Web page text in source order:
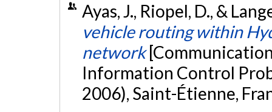
Ayas, J., Riopel, D., &
vehicle routing within
network
Information Control
2006), Saint-Étienne,